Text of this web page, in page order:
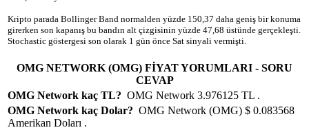
Kripto parada Bollinger Band normalden yüzde 150,37 daha geniş bir konuma
girerken son kapanış bu bandın alt çizgisinin yüzde 47,68 üstünde gerçekleşti.
Stochastic göstergesi son olarak 1 gün önce Sat sinyali vermişti.
OMG NETWORK (OMG) FİYAT YORUMLARI - SORU
CEVAP
OMG Network kaç TL? OMG Network 3.976125 TL .
OMG Network kaç Dolar? OMG Network (OMG) $ 0.083568
Amerikan Doları .